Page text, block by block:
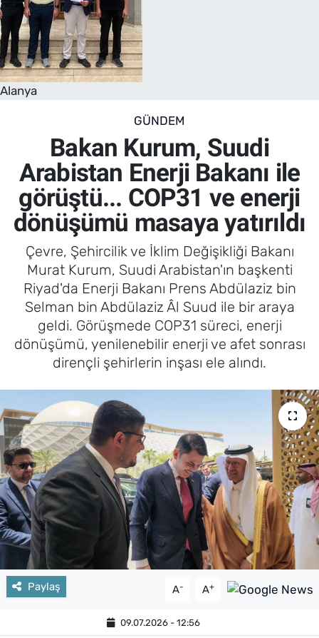
Alanya
GÜNDEM
Bakan Kurum, Suudi
Arabistan Enerji Bakanı ile
görüştü... COP31 ve enerji
dönüşümü masaya yatırıldı
Çevre, Şehircilik ve İklim Değişikliği Bakanı
Murat Kurum, Suudi Arabistan'ın başkenti
Riyad'da Enerji Bakanı Prens Abdülaziz bin
Selman bin Abdülaziz Âl Suud ile bir araya
geldi. Görüşmede COP31 süreci, enerji
dönüşümü, yenilenebilir enerji ve afet sonrası
dirençli şehirlerin inşası ele alındı.
Paylaş A- A+
09.07.2026 - 12:56